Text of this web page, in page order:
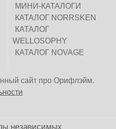
МИНИ-КАТАЛОГИ
КАТАЛОГ NORRSKEN
КАТАЛОГ
WELLOSOPHY
КАТАЛОГ NOVAGE
сайт про Орифлэйм.
независимых